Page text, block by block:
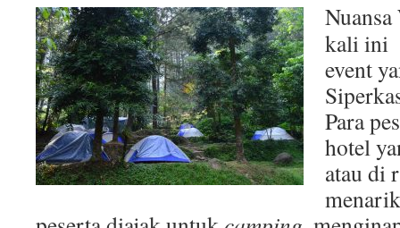
kali ini
event
Para
hotel
atau di